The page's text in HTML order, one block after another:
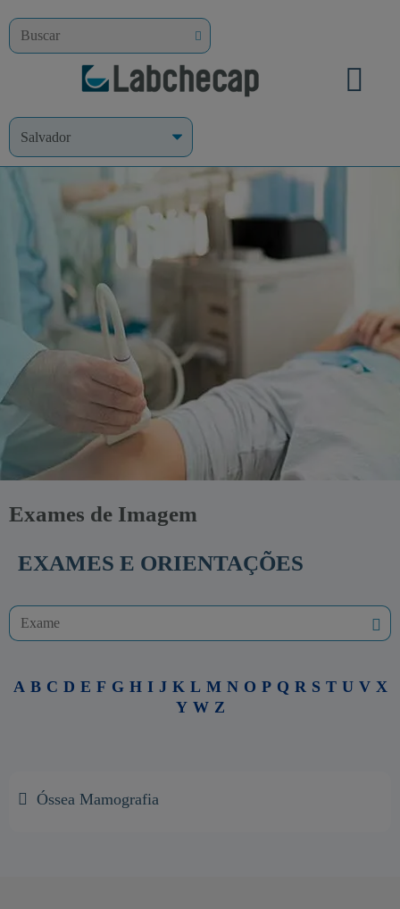
Exames de Imagem
EXAMES E ORIENTAÇÕES
A B C D E F G H I J K L M N O P Q R S T U V X
Y W Z
Óssea Mamografia